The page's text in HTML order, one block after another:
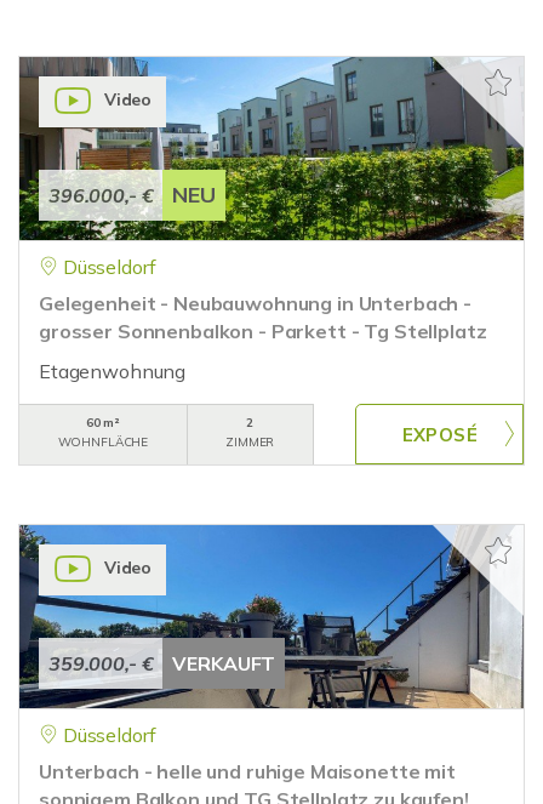
396.000,- € NEU
Video
Düsseldorf
Gelegenheit - Neubauwohnung in Unterbach -
grosser Sonnenbalkon - Parkett - Tg Stellplatz
Etagenwohnung
60 m²
WOHNFLÄCHE
2
ZIMMER
359.000,- € VERKAUFT
Video
Düsseldorf
Unterbach - helle und ruhige Maisonette mit
sonnigem Balkon und TG Stellplatz zu kaufen!